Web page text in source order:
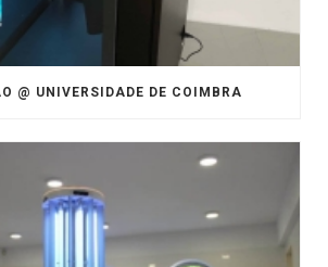
@ UNIVERSIDADE DE COIMBRA